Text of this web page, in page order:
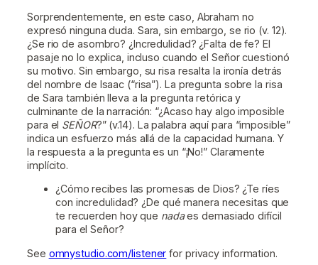
Sorprendentemente, en este caso, Abraham no
expresó ninguna duda. Sara, sin embargo, se rio (v. 12).
¿Se rio de asombro? ¿Incredulidad? ¿Falta de fe? El
pasaje no lo explica, incluso cuando el Señor cuestionó
su motivo. Sin embargo, su risa resalta la ironía detrás
del nombre de Isaac (“risa”). La pregunta sobre la risa
de Sara también lleva a la pregunta retórica y
culminante de la narración: “¿Acaso hay algo imposible
para el SEÑOR?” (v.14). La palabra aquí para “imposible”
indica un esfuerzo más allá de la capacidad humana. Y
la respuesta a la pregunta es un “¡No!” Claramente
implícito.
¿Cómo recibes las promesas de Dios? ¿Te ríes
con incredulidad? ¿De qué manera necesitas que
te recuerden hoy que nadaes demasiado difícil
para el Señor?
See omnystudio.com/listener for privacy information.